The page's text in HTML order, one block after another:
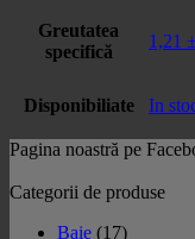
Greutatea
specifică
1,21
Disponibiliate In
Pagina noastră pe
Categorii de produse
Baie (17)